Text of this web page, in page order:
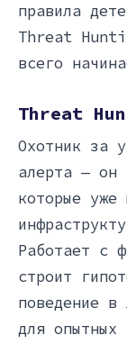
правила
Threat
всего
Threat
Охотник за
алерта — он
которые уже
Работает с
строит
поведение
для опытных